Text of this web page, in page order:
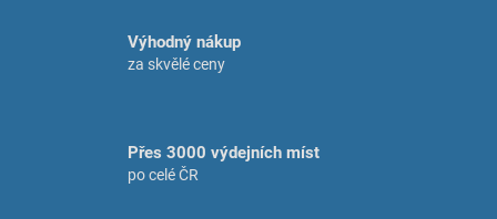
Výhodný nákup
za skvělé ceny
Přes 3000 výdejních míst
po celé ČR